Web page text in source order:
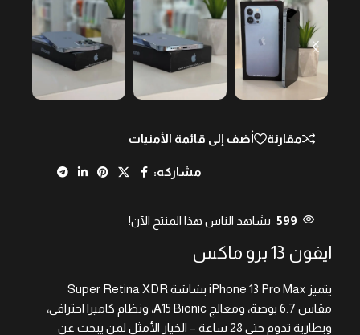
مقارنة أضف إلى قائمة الأمنيات
مشاركه:
599 يشاهد الناس هذا المنتج الآن!
ايفون 13 برو ماكس
يتميز iPhone 13 Pro Max بشاشة Super Retina XDR
مقاس 6.7 بوصة، ومعالج A15 Bionic، ونظام كاميرا احترافي،
وبطارية تدوم حتى 28 ساعة – الخيار الأمثل لمن يبحث عن